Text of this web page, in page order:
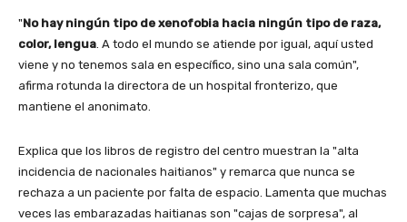
"No hay ningún tipo de xenofobia hacia ningún tipo de raza,
color, lengua. A todo el mundo se atiende por igual, aquí usted
viene y no tenemos sala en específico, sino una sala común",
afirma rotunda la directora de un hospital fronterizo, que
mantiene el anonimato.
Explica que los libros de registro del centro muestran la "alta
incidencia de nacionales haitianos" y remarca que nunca se
rechaza a un paciente por falta de espacio. Lamenta que muchas
veces las embarazadas haitianas son "cajas de sorpresa", al